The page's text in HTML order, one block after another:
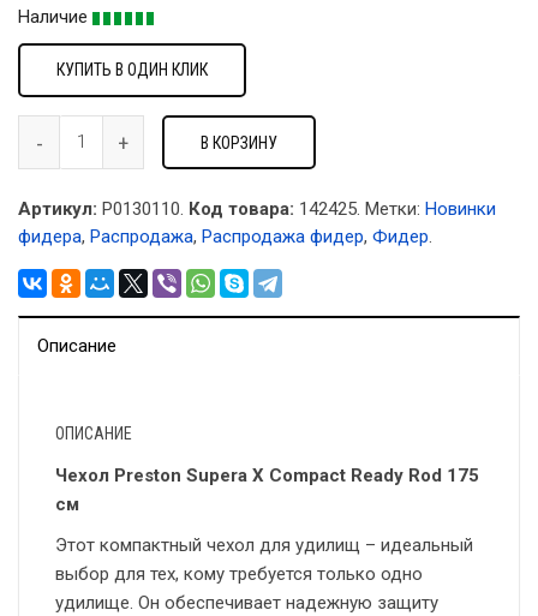
Наличие
КУПИТЬ В ОДИН КЛИК
В КОРЗИНУ
Артикул: P0130110. Код товара: 142425. Метки: Новинки
фидера, Распродажа, Распродажа фидер, Фидер.
Описание
ОПИСАНИЕ
Чехол Preston Supera X Compact Ready Rod 175
см
Этот компактный чехол для удилищ – идеальный
выбор для тех, кому требуется только одно
удилище. Он обеспечивает надежную защиту